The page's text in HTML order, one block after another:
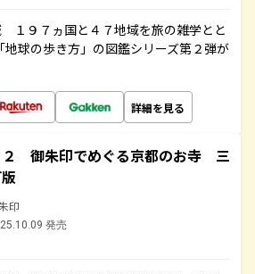
１９７ヵ国と４７地域を旅の雑学とと
球の歩き方」の図鑑シリーズ第２弾が
詳細を見る
２ 御朱印でめぐる京都のお寺 三
印
発売